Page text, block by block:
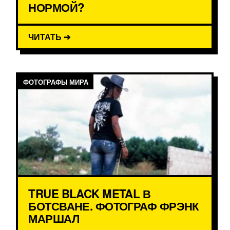
НОРМОЙ?
ЧИТАТЬ ➔
ФОТОГРАФЫ МИРА
TRUE BLACK METAL В
БОТСВАНЕ. ФОТОГРАФ ФРЭНК
МАРШАЛ